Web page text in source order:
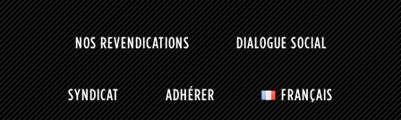
NOS REVENDICATIONS DIALOGUE SOCIAL
SYNDICAT ADHÉRER FRANÇAIS